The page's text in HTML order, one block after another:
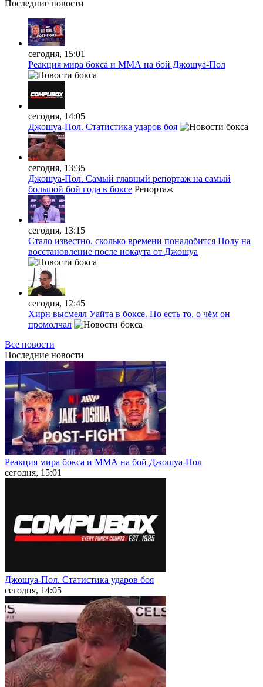
Последние новости
сегодня, 15:01
Реакция мира бокса и ММА на бой Джошуа-Пол
сегодня, 14:05
Джошуа-Пол. Статистика ударов боя
сегодня, 13:35
Джошуа-Пол. Самый главный репортаж на самый
большой бой года в боксе Репортаж
сегодня, 13:15
Стало известно, сколько времени понадобится Полу на
восстановление после нокаута от Джошуа
сегодня, 12:45
Хирн высмеял Уайта в боксе. Но есть то, о чём он
промолчал
Все новости
Последние новости
Реакция мира бокса и ММА на бой Джошуа-Пол
сегодня, 15:01
Джошуа-Пол. Статистика ударов боя
сегодня, 14:05